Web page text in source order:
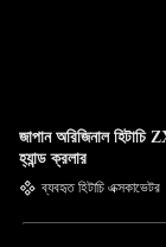
জাপান অরিজিনাল হিটাচি
হ্যান্ড ক্রলার
ব্যবহৃত হিটাচি এক্সকাভেটর